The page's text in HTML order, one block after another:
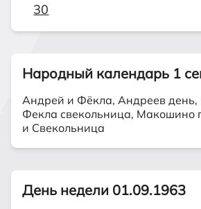
30
Народный календарь 1
Андрей и Фёкла, Андреев день,
Фекла свекольница, Макошино
и Свекольница
День недели 01.09.1963